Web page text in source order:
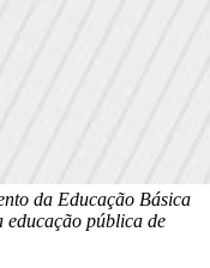
da Educação Básica
pública de